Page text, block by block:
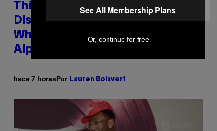
This Researcher Accidentally
Discovered the New ‘Millennial
Whoop’ of Pop Music: The Gen
Alpha Melody
hace 7 horasPor Lauren Boisvert
See All Membership Plans
Or, continue for free